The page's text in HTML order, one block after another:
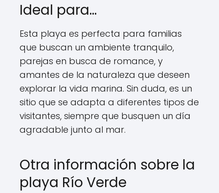
Ideal para…
Esta playa es perfecta para familias
que buscan un ambiente tranquilo,
parejas en busca de romance, y
amantes de la naturaleza que deseen
explorar la vida marina. Sin duda, es un
sitio que se adapta a diferentes tipos de
visitantes, siempre que busquen un día
agradable junto al mar.
Otra información sobre la
playa Río Verde